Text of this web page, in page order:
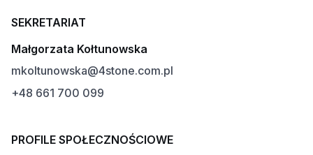
SEKRETARIAT
Małgorzata Kołtunowska
mkoltunowska@4stone.com.pl
+48 661 700 099
PROFILE SPOŁECZNOŚCIOWE